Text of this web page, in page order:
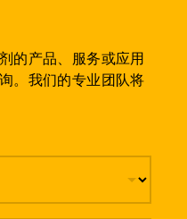
的产品、服务或应用
。我们的专业团队将